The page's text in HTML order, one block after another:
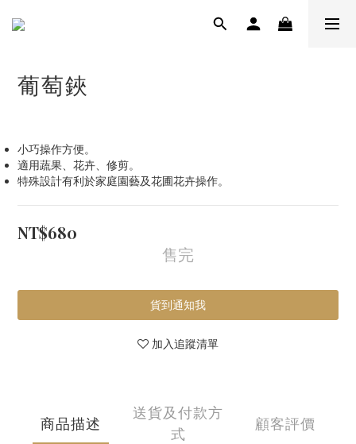
葡萄鋏
小巧操作方便。
適用蔬果、花卉、修剪。
特殊設計有利於家庭園藝及花圃花卉操作。
NT$680
售完
貨到通知我
加入追蹤清單
商品描述
送貨及付款方
式
顧客評價